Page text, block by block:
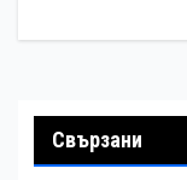
Свързани